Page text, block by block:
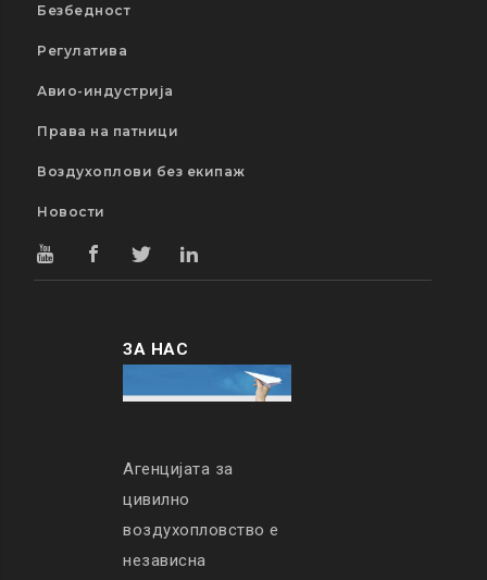
Безбедност
Регулатива
Авио-индустрија
Права на патници
Воздухоплови без екипаж
Новости
ЗА НАС
Агенцијата за
цивилно
воздухопловство е
независна